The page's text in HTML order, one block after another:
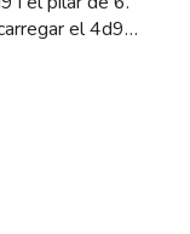
el 4d9…